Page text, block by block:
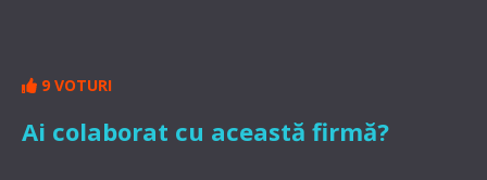
9 VOTURI
Ai colaborat cu această firmă?